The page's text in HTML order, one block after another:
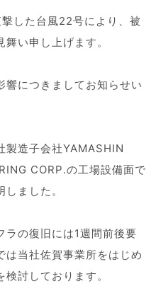
した台風22号により、被
い申し上げます。
につきましてお知らせい
製造子会社YAMASHIN
CORP.の工場設備面で
ました。
ラの復旧には1週間前後要
当社佐賀事業所をはじめ
討しております。